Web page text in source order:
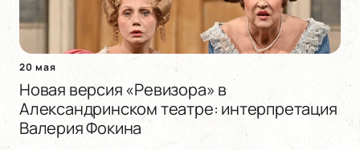
20 мая
Новая версия «Ревизора» в
Александринском театре: интерпретация
Валерия Фокина